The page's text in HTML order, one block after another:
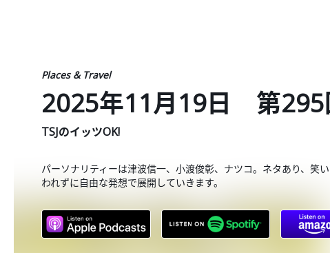
Places & Travel
2025年11月19日 第295
TSJのイッツOK!
パーソナリティーは津波信一、小渡俊彰、ナツコ。ネタあり、笑
われずに自由な発想で展開していきます。